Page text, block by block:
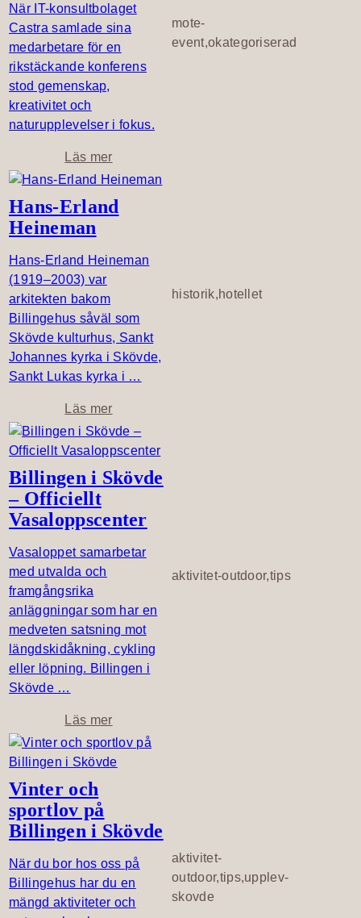
e
g
r
B
l
n
g
h
När IT-konsultbolaget
Castra samlade sina
medarbetare för en
rikstäckande konferens
stod gemenskap,
kreativitet och
naturupplevelser i fokus.
Läs mero
m
v
d
s
e
–
a
t
a
mote-
event,okategoriserad
Hans-Erland
Heineman
Hans-Erland Heineman
(1919–2003) var
arkitekten bakom
Billingehus såväl som
Skövde kulturhus, Sankt
Johannes kyrka i Skövde,
Sankt Lukas kyrka i …
Läs mero
m
H
n
-
r
n
d
H
e
n
e
m
historik,hotellet
Billingen i Skövde
– Officiellt
Vasaloppscenter
Vasaloppet samarbetar
med utvalda och
framgångsrika
anläggningar som har en
medveten satsning mot
längdskidåkning, cykling
eller löpning. Billingen i
Skövde …
Läs mero
m
B
i
g
e
n
aktivitet-outdoor,tips
Vinter och
sportlov på
Billingen i Skövde
När du bor hos oss på
Billingehus har du en
mängd aktiviteter och
aktivitet-
outdoor,tips,upplev-
skovde